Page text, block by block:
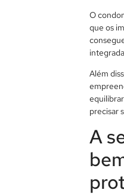
O
que os
Além
precisar
A